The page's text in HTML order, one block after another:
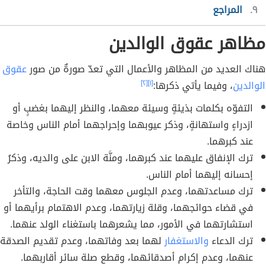
٩ المراجع
مظاهر عقوق الوالدين
هناك العديد من المظاهر والأعمال التي تعدّ صورةٌ من صورعقوق
الوالدين، وفيما يأتي ذكرها:[١] [٢]
التفوّه بكلمات بذيئةٍ وسيئة معهما، والنظر إليهما بغضبٍ أو
ازدراءٍ واستهانةٍ، وذكر عيوبهما وإحراجهما أمام الناس وخاصة
عند كبرهما.
ترك الإنفاق عليهما عند كبرهما، ومنَّة الابن على والديه، وذكرُ
إحسانه إليهما أمام الناس.
ترك مساعدتهما، وعدم الجلوس معهما وقت الحاجة، والتأخر
في قضاء حوائجهما، وقلة زيارتهما، وعدم الاهتمام برأيهما أو
استشارتهما في الأمور، مما يشعرهما باستغناء الولد عنهما.
ترك الدعاء والاستغفارلهما بعد وفاتهما، وعدم تقديم الصدقة
عنهما، وعدم إكرام أصدقائهما، وقطع صلة سائر أقاربهما.